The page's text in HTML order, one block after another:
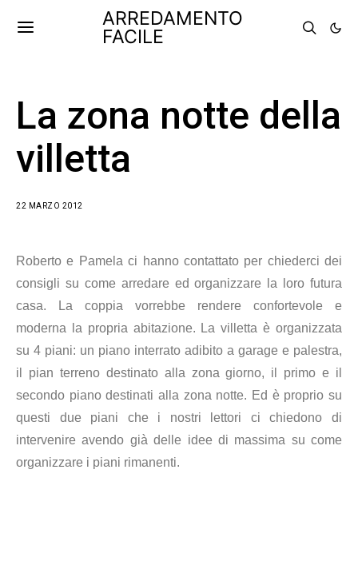
ARREDAMENTO
FACILE
La zona notte della
villetta
22 MARZO 2012
Roberto e Pamela ci hanno contattato per chiederci dei
consigli su come arredare ed organizzare la loro futura
casa. La coppia vorrebbe rendere confortevole e
moderna la propria abitazione. La villetta è organizzata
su 4 piani: un piano interrato adibito a garage e palestra,
il pian terreno destinato alla zona giorno, il primo e il
secondo piano destinati alla zona notte. Ed è proprio su
questi due piani che i nostri lettori ci chiedono di
intervenire avendo già delle idee di massima su come
organizzare i piani rimanenti.